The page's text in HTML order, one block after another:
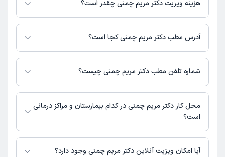
هزینه ویزیت دکتر مریم چمنی چقدر است؟
برای اطلاع از هزینه ویزیت دکتر مریم چمنی، لازم است با مطب تماس بگیرید.
آدرس مطب دکتر مریم چمنی کجا است؟
دکتر مریم چمنی 1 مطب فعال دارند. آدرس مطب‌های دکتر مریم چمنی به شرح
زیر است.
تهران، بلوار اباذر، بیمارستان پیامبران، کلینیک 3، اتاق 37
شماره تلفن مطب دکتر مریم چمنی چیست؟
مطب بلوار اباذر : 09929911070
محل کار دکتر مریم چمنی در کدام بیمارستان و مراکز درمانی
است؟
اطلاعاتی درباره محل فعالیت دکتر مریم چمنی در مراکز درمانی در دسترس
نیست.
آیا امکان ویزیت آنلاین دکتر مریم چمنی وجود دارد؟